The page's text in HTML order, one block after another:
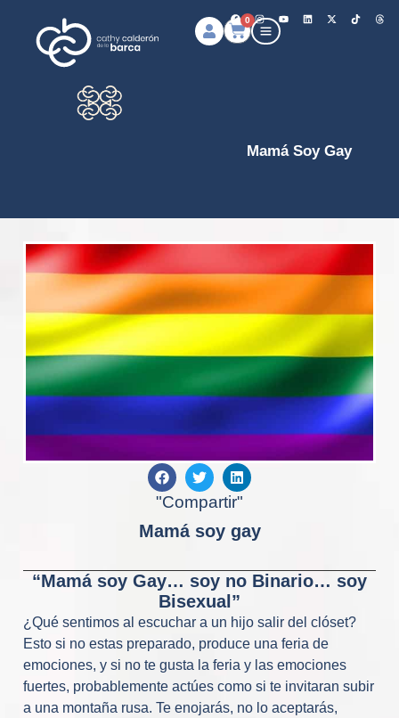
0
Mamá Soy Gay
"Compartir"
Mamá soy gay
“Mamá soy Gay… soy no Binario… soy
Bisexual”
¿Qué sentimos al escuchar a un hijo salir del clóset?
Esto si no estas preparado, produce una feria de
emociones, y si no te gusta la feria y las emociones
fuertes, probablemente actúes como si te invitaran subir
a una montaña rusa. Te enojarás, no lo aceptarás,